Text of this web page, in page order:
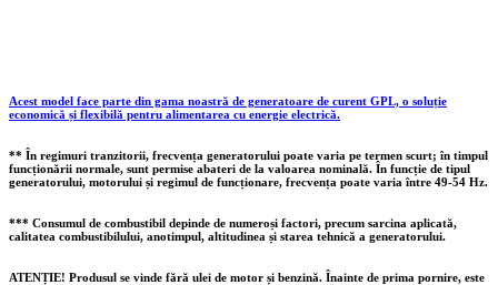
Acest model face parte din gama noastră de generatoare de curent GPL, o soluție
economică și flexibilă pentru alimentarea cu energie electrică.
** În regimuri tranzitorii, frecvența generatorului poate varia pe termen scurt; în timpul
funcționării normale, sunt permise abateri de la valoarea nominală. În funcție de tipul
generatorului, motorului și regimul de funcționare, frecvența poate varia între 49-54 Hz.
*** Consumul de combustibil depinde de numeroși factori, precum sarcina aplicată,
calitatea combustibilului, anotimpul, altitudinea și starea tehnică a generatorului.
ATENȚIE! Produsul se vinde fără ulei de motor și benzină. Înainte de prima pornire, este